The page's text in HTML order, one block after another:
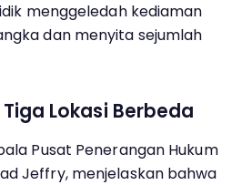
menggeledah kediaman
dan menyita sejumlah
Lokasi Berbeda
Pusat Penerangan Hukum
Jeffry, menjelaskan bahwa